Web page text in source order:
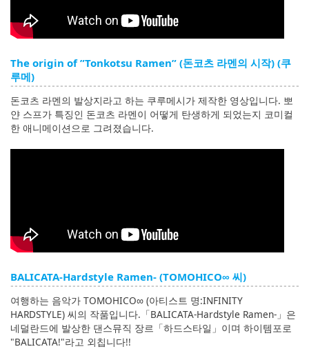
The origin of ”Tonkotsu Ramen” (돈코츠 라멘의 시작) (쿠
루메)
돈코츠 라멘의 발상지라고 하는 쿠루메시가 제작한 영상입니다. 뽀
얀 스프가 특징인 돈코츠 라멘이 어떻게 탄생하게 되었는지 코미컬
한 애니메이션으로 그려졌습니다.
BALICATA-Hardstyle Ramen- (TOMOHICO∞ 씨)
여행하는 음악가 TOMOHICO∞ (아티스트 명:INFINITY
HARDSTYLE) 씨의 작품입니다.「BALICATA-Hardstyle Ramen-」은
네덜란드에 발상한 댄스뮤직 장르「하드스타일」이며 하이템포로
"BALICATA!"라고 외칩니다!!